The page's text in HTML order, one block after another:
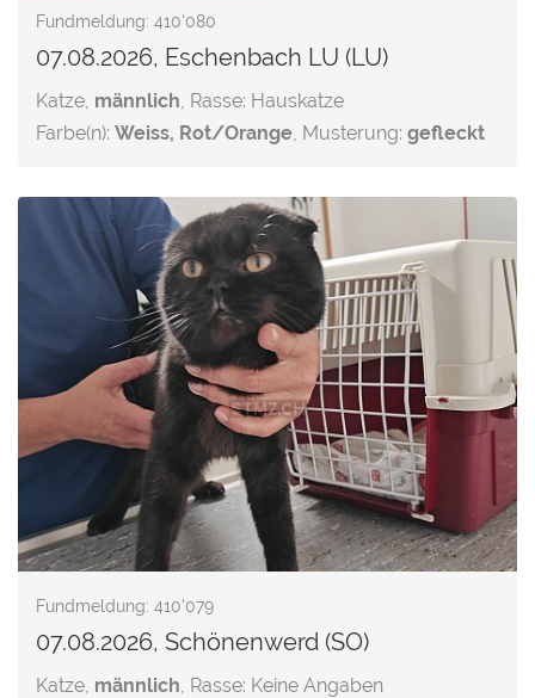
Fundmeldung: 410'080
07.08.2026, Eschenbach LU (LU)
Katze, männlich, Rasse: Hauskatze
Farbe(n): Weiss, Rot/Orange, Musterung: gefleckt
Fundmeldung: 410'079
07.08.2026, Schönenwerd (SO)
Katze, männlich, Rasse: Keine Angaben